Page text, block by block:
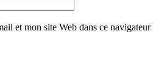
et mon site Web dans ce